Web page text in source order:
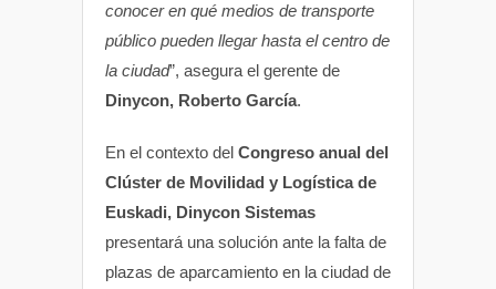
conocer en qué medios de transporte
público pueden llegar hasta el centro de
la ciudad”, asegura el gerente de
Dinycon, Roberto García.
En el contexto del Congreso anual del
Clúster de Movilidad y Logística de
Euskadi, Dinycon Sistemas
presentará una solución ante la falta de
plazas de aparcamiento en la ciudad de